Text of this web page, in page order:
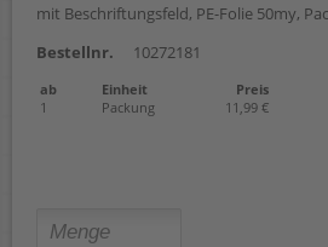
mit Beschriftungsfeld, PE-Folie 50my,
Bestellnr.
10272181
ab Einheit
Preis
1
Packung 11,99 €